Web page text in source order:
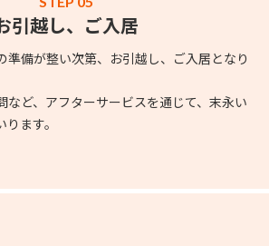
引越し、ご入居
準備が整い次第、お引越し、ご入居となり
など、アフターサービスを通じて、末永い
ます。